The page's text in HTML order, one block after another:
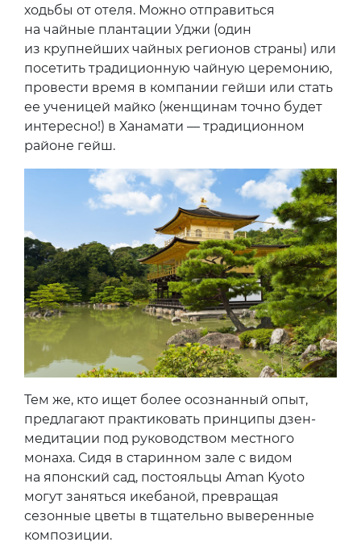
ходьбы от отеля. Можно отправиться
на чайные плантации Уджи (один
из крупнейших чайных регионов страны) или
посетить традиционную чайную церемонию,
провести время в компании гейши или стать
ее ученицей майко (женщинам точно будет
интересно!) в Ханамати — традиционном
районе гейш.
Тем же, кто ищет более осознанный опыт,
предлагают практиковать принципы дзен-
медитации под руководством местного
монаха. Сидя в старинном зале с видом
на японский сад, постояльцы Aman Kyoto
могут заняться икебаной, превращая
сезонные цветы в тщательно выверенные
композиции.